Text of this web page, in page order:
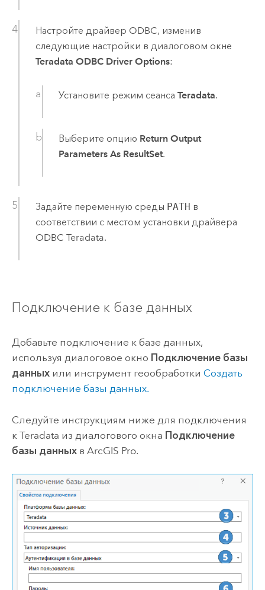
Настройте драйвер ODBC, изменив
следующие настройки в диалоговом окне
Teradata ODBC Driver Options:
Установите режим сеансаTeradata.
Выберите опцию Return Output
Parameters As ResultSet.
Задайте переменную среды PATH в
соответствии с местом установки драйвера
ODBC Teradata.
Подключение к базе данных
Добавьте подключение к базе данных,
используя диалоговое окно Подключение базы
данныхили инструмент геообработки Создать
подключение базы данных.
Следуйте инструкциям ниже для подключения
к Teradata из диалогового окна Подключение
базы данныхв ArcGIS Pro.